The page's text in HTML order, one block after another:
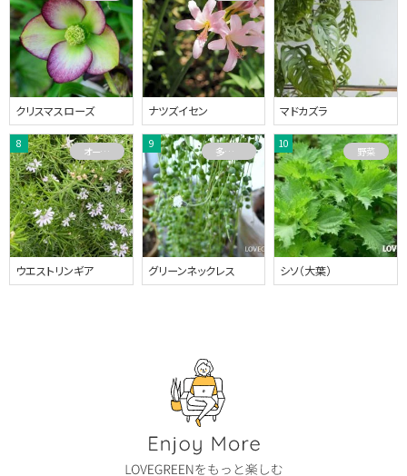
クリスマスローズ ナツズイセン マドカズラ
ウエストリンギア
オーストラリアプランツ
グリーンネックレス
多肉植物
シソ（大葉）
野菜